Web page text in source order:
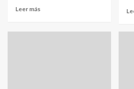
Leer más